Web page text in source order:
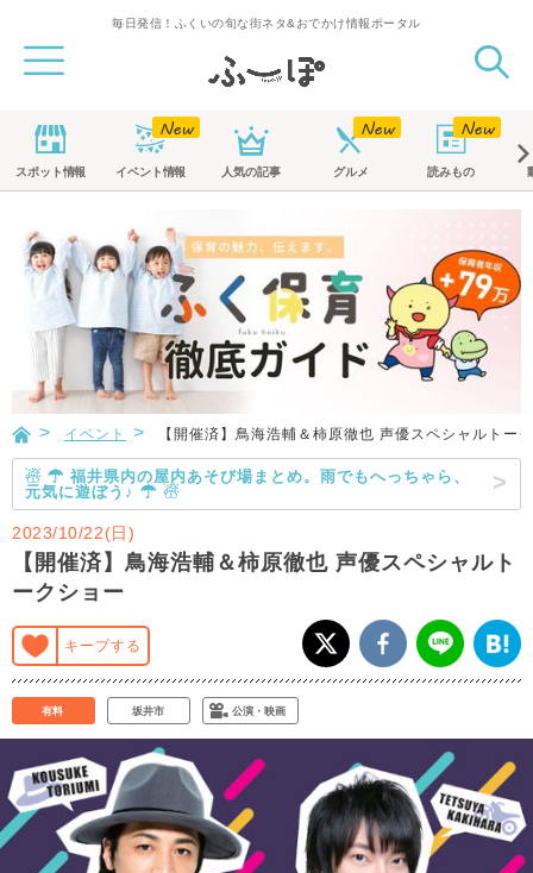
毎日発信！ふくいの旬な街ネタ&おでかけ情報ポータル
スポット情報 イベント情報 人気の記事 グルメ 読みもの
イベント 【開催済】鳥海浩輔＆柿原徹也 声優スペシャルトー
☃ ☂ 福井県内の屋内あそび場まとめ。雨でもへっちゃら、
元気に遊ぼう♪ ☂ ☃
2023/10/22(日)
【開催済】鳥海浩輔＆柿原徹也 声優スペシャルト
ークショー
キープする
有料 坂井市 公演・映画